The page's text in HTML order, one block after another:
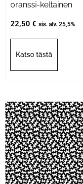
oranssi-keltainen
22,50 € sis. alv. 25,5%
Katso tästä